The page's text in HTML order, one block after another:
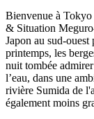
Bienvenue à
& Situation
Japon au sud-
printemps, les
nuit tombée
l’eau, dans une
rivière Sumida de
également moins